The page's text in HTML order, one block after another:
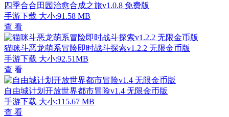
四季合合田园治愈合成之旅v1.0.8 免费版
手游下载 大小:91.58 MB
查 看
猫咪斗恶龙萌系冒险即时战斗探索v1.2.2 无限金币版
手游下载 大小:92.51MB
查 看
自由城计划开放世界都市冒险v1.4 无限金币版
手游下载 大小:115.67 MB
查 看